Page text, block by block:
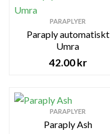
PARAPLYER
Paraply automatiskt
Umra
42.00kr
PARAPLYER
Paraply Ash